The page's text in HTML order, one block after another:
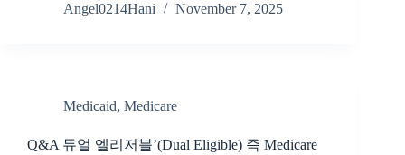
Angel0214Hani November 7, 2025
Medicaid, Medicare
Q&A 듀얼 엘리저블’(Dual Eligible) 즉 Medicare